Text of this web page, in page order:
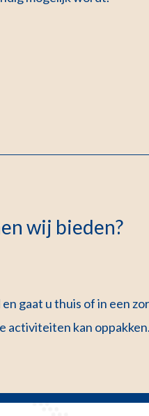
wij bieden?
gaat u thuis of in een
activiteiten kan oppakken.